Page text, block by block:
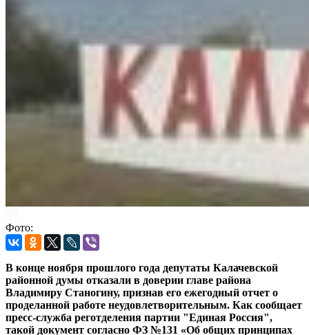
Фото:
В конце ноября прошлого года депутаты Калачевской
районной думы отказали в доверии главе района
Владимиру Станогину, признав его ежегодный отчет о
проделанной работе неудовлетворительным. Как сообщает
пресс-служба реготделения партии "Единая Россия",
такой документ согласно ФЗ №131 «Об общих принципах